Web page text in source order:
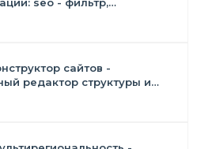
seo - фильтр,
сайтов -
редактор структуры и